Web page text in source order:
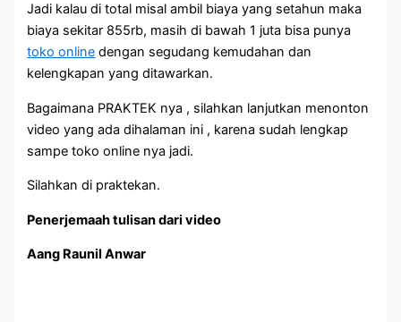
Jadi kalau di total misal ambil biaya yang setahun maka
biaya sekitar 855rb, masih di bawah 1 juta bisa punya
toko online dengan segudang kemudahan dan
kelengkapan yang ditawarkan.
Bagaimana PRAKTEK nya , silahkan lanjutkan menonton
video yang ada dihalaman ini , karena sudah lengkap
sampe toko online nya jadi.
Silahkan di praktekan.
Penerjemaah tulisan dari video
Aang Raunil Anwar